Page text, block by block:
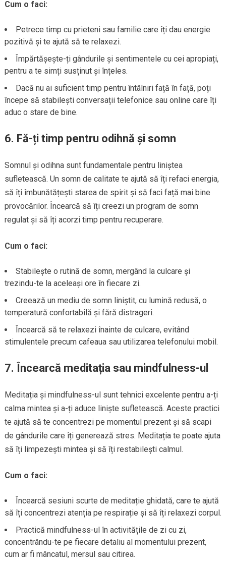
Cum o faci:
Petrece timp cu prieteni sau familie care îți dau energie
pozitivă și te ajută să te relaxezi.
Împărtășește-ți gândurile și sentimentele cu cei apropiați,
pentru a te simți susținut și înțeles.
Dacă nu ai suficient timp pentru întâlniri față în față, poți
începe să stabilești conversații telefonice sau online care îți
aduc o stare de bine.
6. Fă-ți timp pentru odihnă și somn
Somnul și odihna sunt fundamentale pentru liniștea
sufletească. Un somn de calitate te ajută să îți refaci energia,
să îți îmbunătățești starea de spirit și să faci față mai bine
provocărilor. Încearcă să îți creezi un program de somn
regulat și să îți acorzi timp pentru recuperare.
Cum o faci:
Stabilește o rutină de somn, mergând la culcare și
trezindu-te la aceleași ore în fiecare zi.
Creează un mediu de somn liniștit, cu lumină redusă, o
temperatură confortabilă și fără distrageri.
Încearcă să te relaxezi înainte de culcare, evitând
stimulentele precum cafeaua sau utilizarea telefonului mobil.
7. Încearcă meditația sau mindfulness-ul
Meditația și mindfulness-ul sunt tehnici excelente pentru a-ți
calma mintea și a-ți aduce liniște sufletească. Aceste practici
te ajută să te concentrezi pe momentul prezent și să scapi
de gândurile care îți generează stres. Meditația te poate ajuta
să îți limpezești mintea și să îți restabilești calmul.
Cum o faci:
Încearcă sesiuni scurte de meditație ghidată, care te ajută
să îți concentrezi atenția pe respirație și să îți relaxezi corpul.
Practică mindfulness-ul în activitățile de zi cu zi,
concentrându-te pe fiecare detaliu al momentului prezent,
cum ar fi mâncatul, mersul sau citirea.